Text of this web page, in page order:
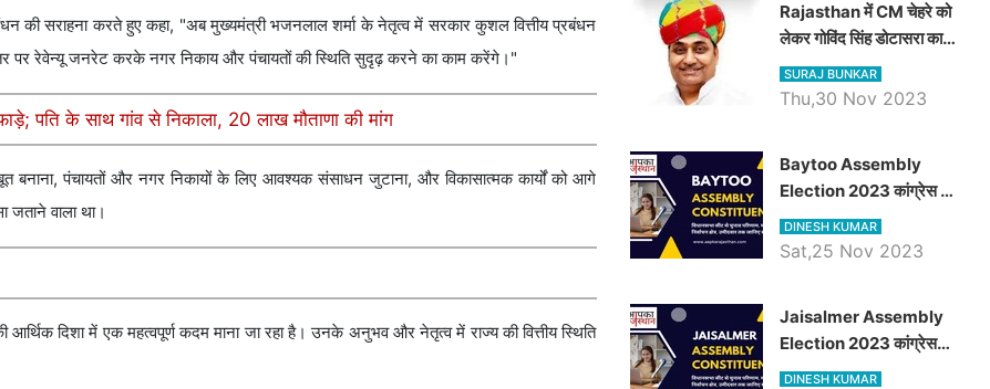
की सराहना करते हुए कहा, "अब मुख्यमंत्री भजनलाल शर्मा के नेतृत्व में सरकार कुशल वित्तीय प्रबंधन
पर रेवेन्यू जनरेट करके नगर निकाय और पंचायतों की स्थिति सुदृढ़ करने का काम करेंगे।"
पति के साथ गांव से निकाला, 20 लाख मौताणा की मांग
बनाना, पंचायतों और नगर निकायों के लिए आवश्यक संसाधन जुटाना, और विकासात्मक कार्यों को आगे
जताने वाला था।
आर्थिक दिशा में एक महत्वपूर्ण कदम माना जा रहा है। उनके अनुभव और नेतृत्व में राज्य की वित्तीय स्थिति
Rajasthan में CM चेहरे को
लेकर गोविंद सिंह डोटासरा का
बड़ा बयान आया सामने, जानें
विचार
SURAJ BUNKAR
Thu,30 Nov 2023
Baytoo Assembly
Election 2023 कांग्रेस से
हरीश चौधरी तो बालाराम मुंड होंगे
भाजपा उम्मीदवार, जानिये बायतू
DINESH KUMAR
Sat,25 Nov 2023
​​​​​​​Jaisalmer Assembly
Election 2023 कांग्रेस
रूपा राम मेघवाल तो छोटु सिंह
DINESH KUMAR